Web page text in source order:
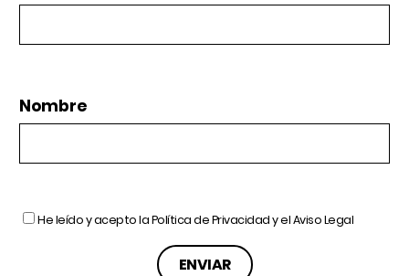
Nombre
He leído y acepto laPolítica de Privacidady elAviso Legal